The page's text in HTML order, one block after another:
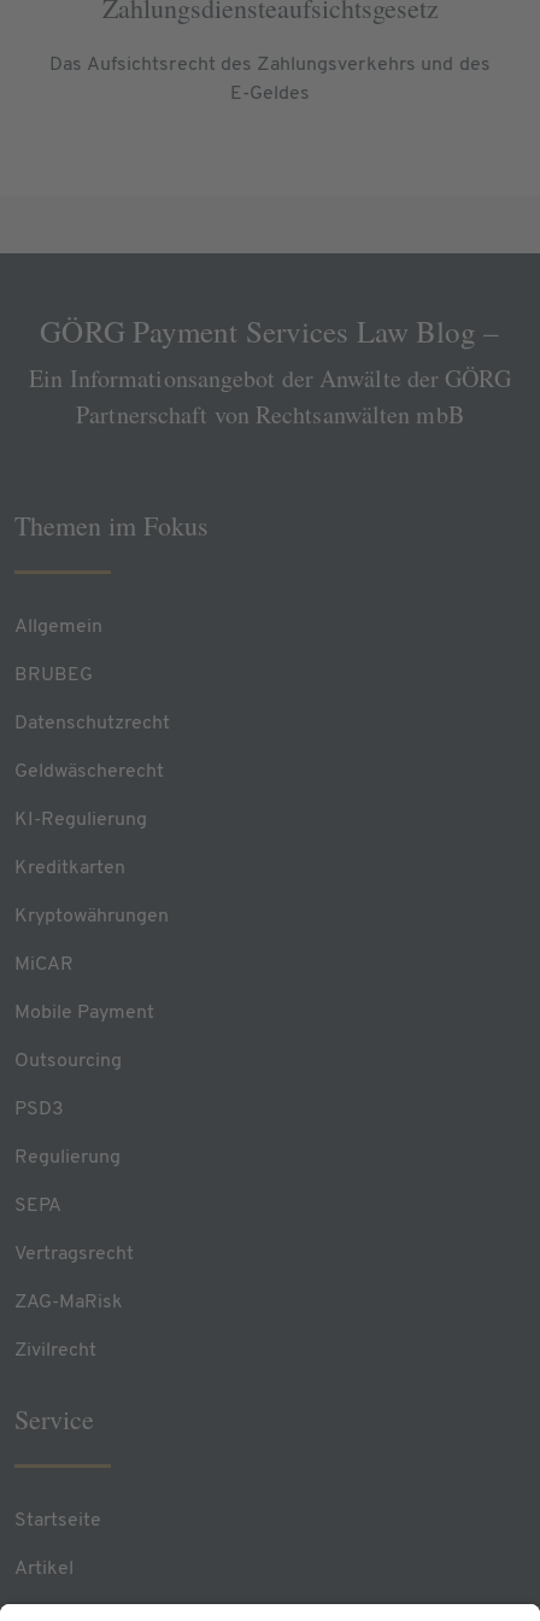
Zahlungsdiensteaufsichtsgesetz
Das Aufsichtsrecht des Zahlungsverkehrs und des
E-Geldes
GÖRG Payment Services Law Blog –
Ein Informationsangebot der Anwälte der GÖRG
Partnerschaft von Rechtsanwälten mbB
Themen im Fokus
Allgemein
BRUBEG
Datenschutzrecht
Geldwäscherecht
KI-Regulierung
Kreditkarten
Kryptowährungen
MiCAR
Mobile Payment
Outsourcing
PSD3
Regulierung
SEPA
Vertragsrecht
ZAG-MaRisk
Zivilrecht
Service
Startseite
Artikel